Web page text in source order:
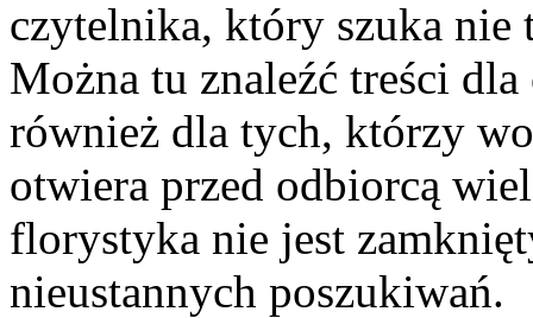
czytelnika, który szuka
Można tu znaleźć treści
również dla tych, którzy
otwiera przed odbiorcą
florystyka nie jest
nieustannych poszukiwań.